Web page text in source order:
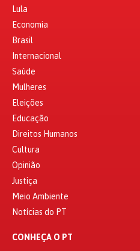
Lula
Economia
Brasil
Internacional
Saúde
Mulheres
Eleições
Educação
Direitos Humanos
Cultura
Opinião
Justiça
Meio Ambiente
Notícias do PT
CONHEÇA O PT